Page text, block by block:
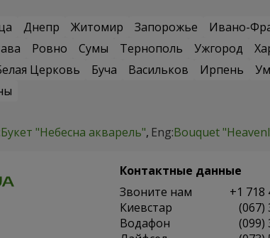
Днепр Житомир Запорожье Ивано-
Ровно Сумы Тернополь Ужгород
Церковь Буча Васильков Ирпень
Букет "Небесна акварель" Eng:Bouquet
Контактные данные
Звоните нам
+1 718
Киевстар
(067)
Водафон
(099)